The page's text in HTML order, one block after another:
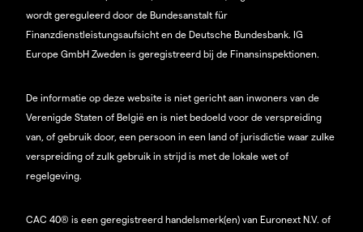
wordt gereguleerd door de Bundesanstalt für
Finanzdienstleistungsaufsicht en de Deutsche Bundesbank. IG
Europe GmbH Zweden is geregistreerd bij de Finansinspektionen.
De informatie op deze website is niet gericht aan inwoners van de
Verenigde Staten of België en is niet bedoeld voor de verspreiding
van, of gebruik door, een persoon in een land of jurisdictie waar zulke
verspreiding of zulk gebruik in strijd is met de lokale wet of
regelgeving.
CAC 40® is een geregistreerd handelsmerk(en) van Euronext N.V. of